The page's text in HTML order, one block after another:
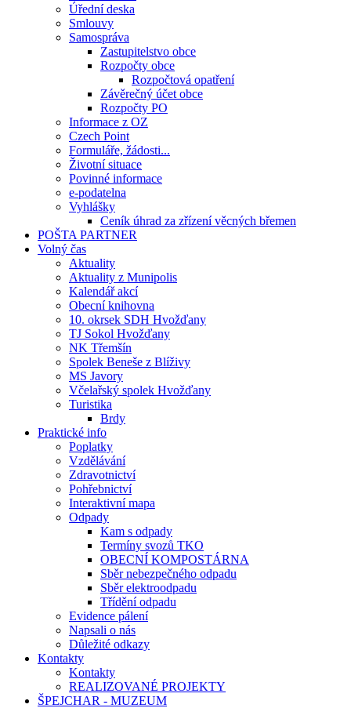
Úřední deska
Smlouvy
Samospráva
Zastupitelstvo obce
Rozpočty obce
Rozpočtová opatření
Závěrečný účet obce
Rozpočty PO
Informace z OZ
Czech Point
Formuláře, žádosti...
Životní situace
Povinné informace
e-podatelna
Vyhlášky
Ceník úhrad za zřízení věcných břemen
POŠTA PARTNER
Volný čas
Aktuality
Aktuality z Munipolis
Kalendář akcí
Obecní knihovna
10. okrsek SDH Hvožďany
TJ Sokol Hvožďany
NK Třemšín
Spolek Beneše z Blíživy
MS Javory
Včelařský spolek Hvožďany
Turistika
Brdy
Praktické info
Poplatky
Vzdělávání
Zdravotnictví
Pohřebnictví
Interaktivní mapa
Odpady
Kam s odpady
Termíny svozů TKO
OBECNÍ KOMPOSTÁRNA
Sběr nebezpečného odpadu
Sběr elektroodpadu
Třídění odpadu
Evidence pálení
Napsali o nás
Důležité odkazy
Kontakty
Kontakty
REALIZOVANÉ PROJEKTY
ŠPEJCHAR - MUZEUM